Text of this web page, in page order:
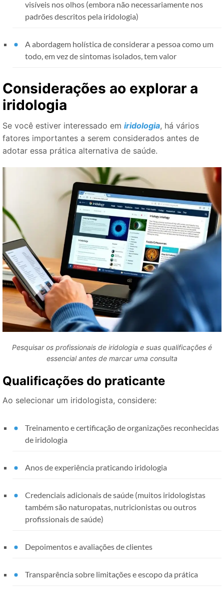
visíveis nos olhos (embora não necessariamente nos
padrões descritos pela iridologia)
A abordagem holística de considerar a pessoa como um
todo, em vez de sintomas isolados, tem valor
Considerações ao explorar a
iridologia
Se você estiver interessado em iridologia, há vários
fatores importantes a serem considerados antes de
adotar essa prática alternativa de saúde.
Pesquisar os profissionais de iridologia e suas qualificações é
essencial antes de marcar uma consulta
Qualificações do praticante
Ao selecionar um iridologista, considere:
Treinamento e certificação de organizações reconhecidas
de iridologia
Anos de experiência praticando iridologia
Credenciais adicionais de saúde (muitos iridologistas
também são naturopatas, nutricionistas ou outros
profissionais de saúde)
Depoimentos e avaliações de clientes
Transparência sobre limitações e escopo da prática